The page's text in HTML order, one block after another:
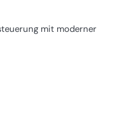
mit moderner